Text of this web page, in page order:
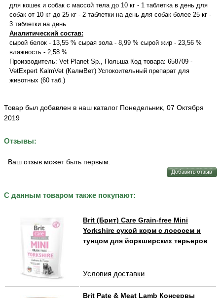
для кошек и собак с массой тела до 10 кг - 1 таблетка в день для
собак от 10 кг до 25 кг - 2 таблетки на день для собак более 25 кг -
3 таблетки на день
Аналитический состав:
сырой белок - 13,55 % сырая зола - 8,99 % сырой жир - 23,56 %
влажность - 2,58 %
Производитель: Vet Planet Sp., Польша Код товара: 658709 -
VetExpert KalmVet (КалмВет) Успокоительный препарат для
животных (60 таб.)
Товар был добавлен в наш каталог Понедельник, 07 Октября
2019
Отзывы:
Ваш отзыв может быть первым.
С данным товаром также покупают:
Brit (Брит) Care Grain-free Mini
Yorkshire сухой корм с лососем и
тунцом для йоркширских терьеров
Условия доставки
Brit Pate & Meat Lamb Консервы